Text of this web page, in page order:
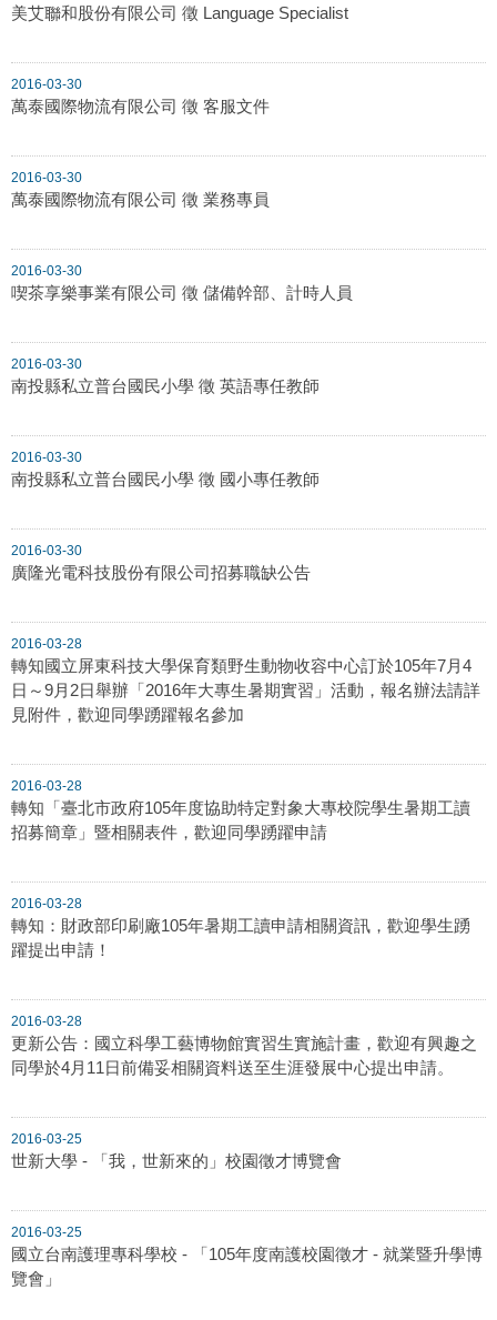
美艾聯和股份有限公司 徵 Language Specialist
2016-03-30
萬泰國際物流有限公司 徵 客服文件
2016-03-30
萬泰國際物流有限公司 徵 業務專員
2016-03-30
喫茶享樂事業有限公司 徵 儲備幹部、計時人員
2016-03-30
南投縣私立普台國民小學 徵 英語專任教師
2016-03-30
南投縣私立普台國民小學 徵 國小專任教師
2016-03-30
廣隆光電科技股份有限公司招募職缺公告
2016-03-28
轉知國立屏東科技大學保育類野生動物收容中心訂於105年7月4
日～9月2日舉辦「2016年大專生暑期實習」活動，報名辦法請詳
見附件，歡迎同學踴躍報名參加
2016-03-28
轉知「臺北市政府105年度協助特定對象大專校院學生暑期工讀
招募簡章」暨相關表件，歡迎同學踴躍申請
2016-03-28
轉知：財政部印刷廠105年暑期工讀申請相關資訊，歡迎學生踴
躍提出申請！
2016-03-28
更新公告：國立科學工藝博物館實習生實施計畫，歡迎有興趣之
同學於4月11日前備妥相關資料送至生涯發展中心提出申請。
2016-03-25
世新大學 - 「我，世新來的」校園徵才博覽會
2016-03-25
國立台南護理專科學校 - 「105年度南護校園徵才 - 就業暨升學博
覽會」